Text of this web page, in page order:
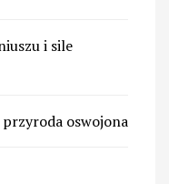
i sile
oswojona